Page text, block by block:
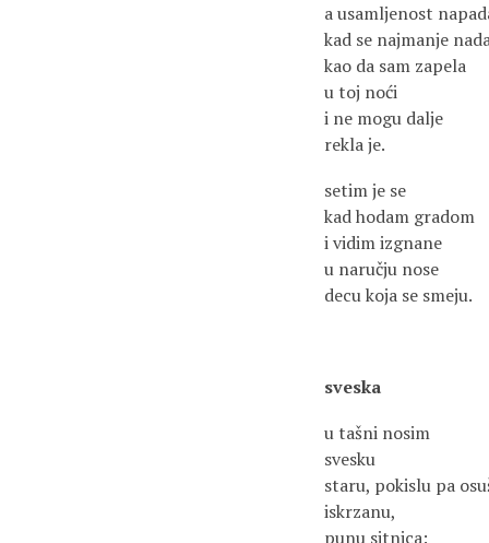
a usamljenost
kad se najmanje
kao da sam zapela
u toj noći
i ne mogu dalje
rekla je.
setim je se
kad hodam gradom
i vidim izgnane
u naručju nose
decu koja se smeju.
sveska
u tašni nosim
svesku
staru, pokislu pa
iskrzanu,
punu sitnica: